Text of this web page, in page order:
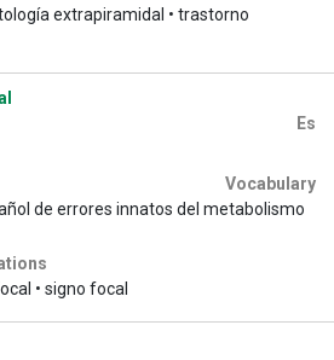
extrapiramidal • trastorno
Es
Vocabulary
de errores innatos del metabolismo
• signo focal